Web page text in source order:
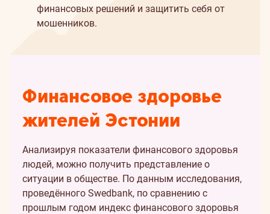
финансовых решений и защитить себя от
мошенников.
Финансовое здоровье
жителей Эстонии
Анализируя показатели финансового здоровья
людей, можно получить представление о
ситуации в обществе. По данным исследования,
проведённого Swedbank, по сравнению с
прошлым годом индекс финансового здоровья